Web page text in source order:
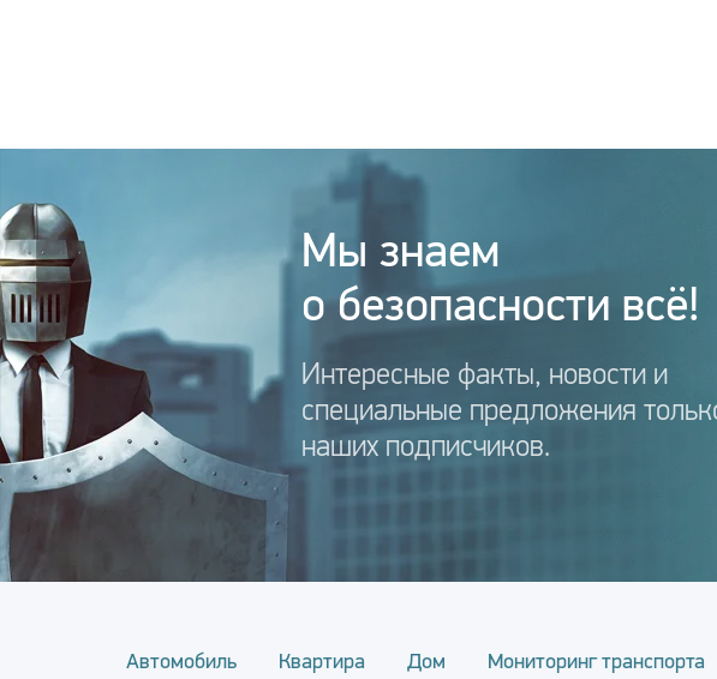
Мы знаем
о безопасности всё!
Интересные факты, новости и
специальные предложения
наших подписчиков.
Автомобиль Квартира Дом Мониторинг транспорта